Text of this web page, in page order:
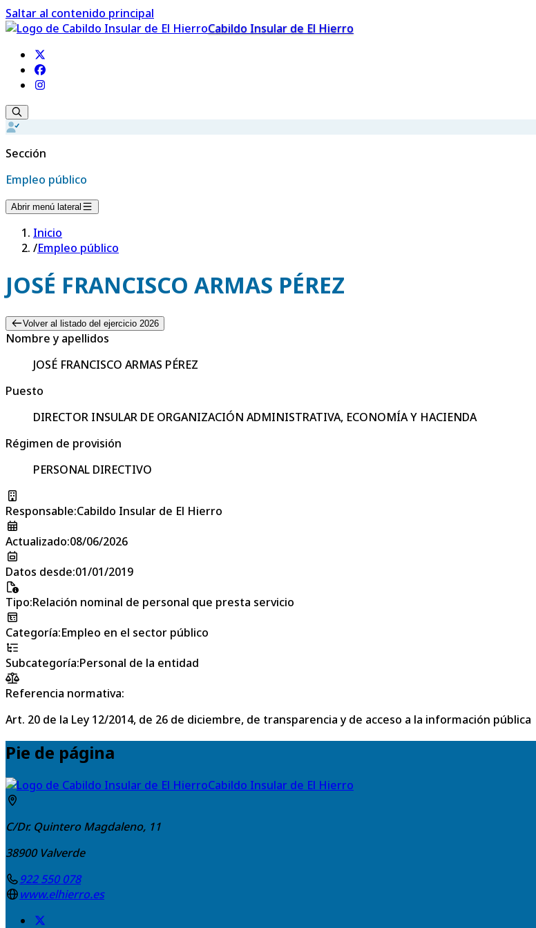
Saltar al contenido principal
Cabildo Insular de El Hierro
Sección
Empleo público
Abrir menú lateral
Inicio
/Empleo público
JOSÉ FRANCISCO ARMAS PÉREZ
Volver al listado del ejercicio 2026
Nombre y apellidos
JOSÉ FRANCISCO ARMAS PÉREZ
Puesto
DIRECTOR INSULAR DE ORGANIZACIÓN ADMINISTRATIVA, ECONOMÍA Y HACIENDA
Régimen de provisión
PERSONAL DIRECTIVO
Responsable:Cabildo Insular de El Hierro
Actualizado:08/06/2026
Datos desde:01/01/2019
Tipo:Relación nominal de personal que presta servicio
Categoría:Empleo en el sector público
Subcategoría:Personal de la entidad
Referencia normativa:
Art. 20 de la Ley 12/2014, de 26 de diciembre, de transparencia y de acceso a la información pública
Pie de página
Cabildo Insular de El Hierro
C/Dr. Quintero Magdaleno, 11
38900 Valverde
922 550 078
www.elhierro.es